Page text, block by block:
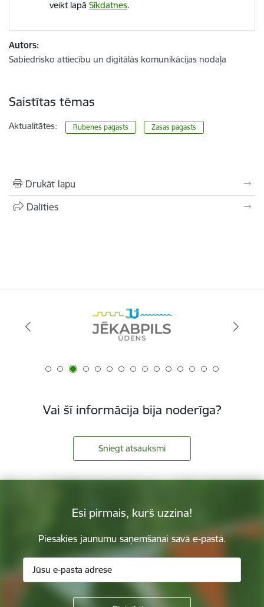
veikt lapā Sīkdatnes.
Autors:
Sabiedrisko attiecību un digitālās komunikācijas nodaļa
Saistītas tēmas
Aktualitātes: Rubenes pagasts Zasas pagasts
Drukāt lapu
Dalīties
Vai šī informācija bija noderīga?
Sniegt atsauksmi
Esi pirmais, kurš uzzina!
Piesakies jaunumu saņemšanai savā e-pastā.